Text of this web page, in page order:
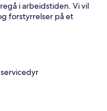
i arbeidstiden. Vi vil
forstyrrelser på et